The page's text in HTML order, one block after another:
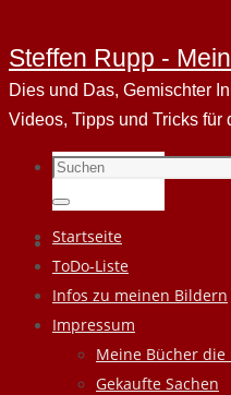
Steffen Rupp -
Dies und Das, Gemischter
Videos, Tipps und Tricks für
Suchen
nach:
Suchen
Zum
Inhalt
springen
Startseite
ToDo-Liste
Infos zu meinen Bildern
Impressum
Meine Bücher
Gekaufte Sachen